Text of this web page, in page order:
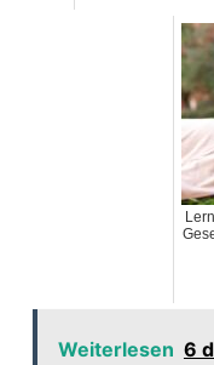
Weiterlesen 6